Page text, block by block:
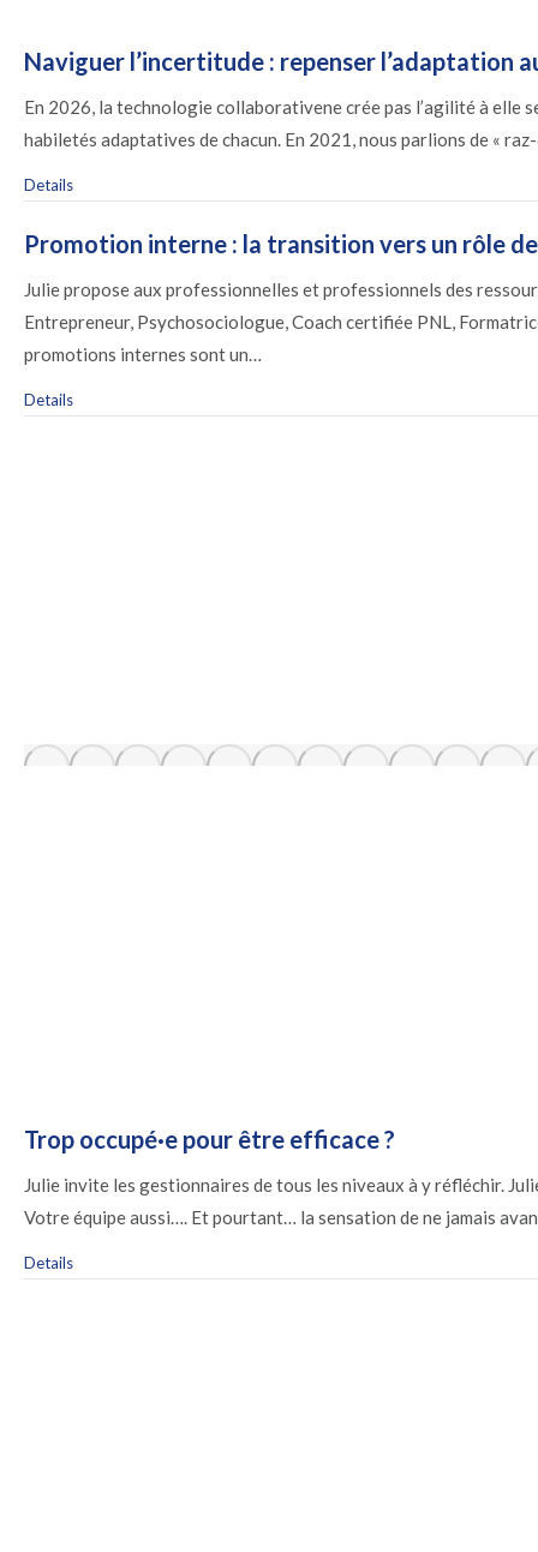
Naviguer l’incertitude : repenser l’adaptation
En 2026, la technologie collaborativene crée pas l’agilité à elle
habiletés adaptatives de chacun. En 2021, nous parlions de «
Details
Promotion interne : la transition vers un rôle
Julie propose aux professionnelles et professionnels des
Entrepreneur, Psychosociologue, Coach certifiée PNL,
promotions internes sont un…
Details
Trop occupé·e pour être efficace ?
Julie invite les gestionnaires de tous les niveaux à y réfléchir.
Votre équipe aussi…. Et pourtant… la sensation de ne jamais
Details